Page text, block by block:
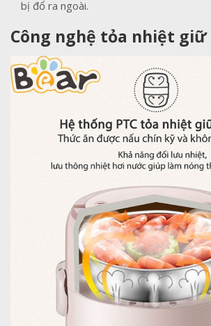
bị đổ ra ngoài.
Công nghệ tỏa nhiệt giữ